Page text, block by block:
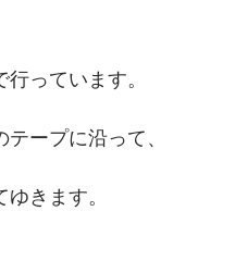
っています。
ープに沿って、
きます。